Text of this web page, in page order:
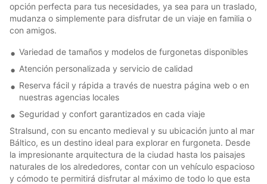
opción perfecta para tus necesidades, ya sea para un traslado,
mudanza o simplemente para disfrutar de un viaje en familia o
con amigos.
Variedad de tamaños y modelos de furgonetas disponibles
Atención personalizada y servicio de calidad
Reserva fácil y rápida a través de nuestra página web o en
nuestras agencias locales
Seguridad y confort garantizados en cada viaje
Stralsund, con su encanto medieval y su ubicación junto al mar
Báltico, es un destino ideal para explorar en furgoneta. Desde
la impresionante arquitectura de la ciudad hasta los paisajes
naturales de los alrededores, contar con un vehículo espacioso
y cómodo te permitirá disfrutar al máximo de todo lo que esta